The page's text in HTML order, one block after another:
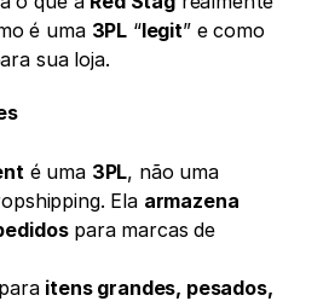
é uma 3PL “legit” e como
sua loja.
é uma 3PL, não uma
Ela armazena
para marcas de
itens grandes, pesados,